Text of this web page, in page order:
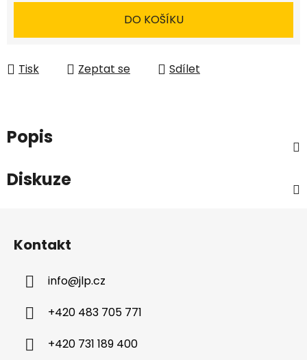
DO KOŠÍKU
Tisk Zeptat se Sdílet
Popis
Diskuze
Kontakt
info@jlp.cz
+420 483 705 771
+420 731 189 400